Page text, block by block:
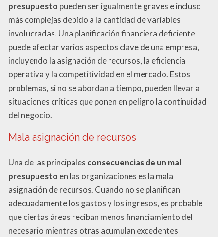
presupuesto pueden ser igualmente graves e incluso
más complejas debido a la cantidad de variables
involucradas. Una planificación financiera deficiente
puede afectar varios aspectos clave de una empresa,
incluyendo la asignación de recursos, la eficiencia
operativa y la competitividad en el mercado. Estos
problemas, si no se abordan a tiempo, pueden llevar a
situaciones críticas que ponen en peligro la continuidad
del negocio.
Mala asignación de recursos
Una de las principales consecuencias de un mal
presupuesto en las organizaciones es la mala
asignación de recursos. Cuando no se planifican
adecuadamente los gastos y los ingresos, es probable
que ciertas áreas reciban menos financiamiento del
necesario mientras otras acumulan excedentes